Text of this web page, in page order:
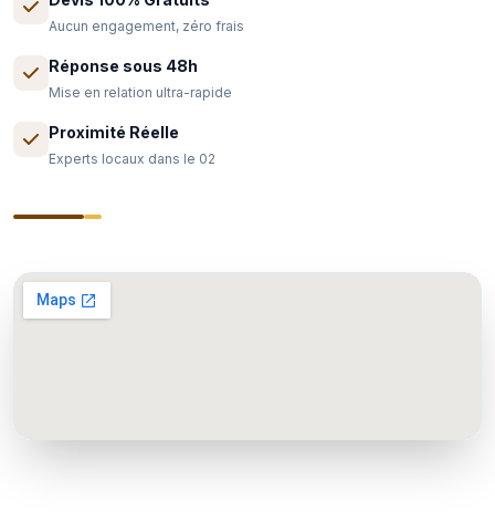
Aucun engagement, zéro frais
Réponse sous 48h
Mise en relation ultra-rapide
Proximité Réelle
Experts locaux dans le 02